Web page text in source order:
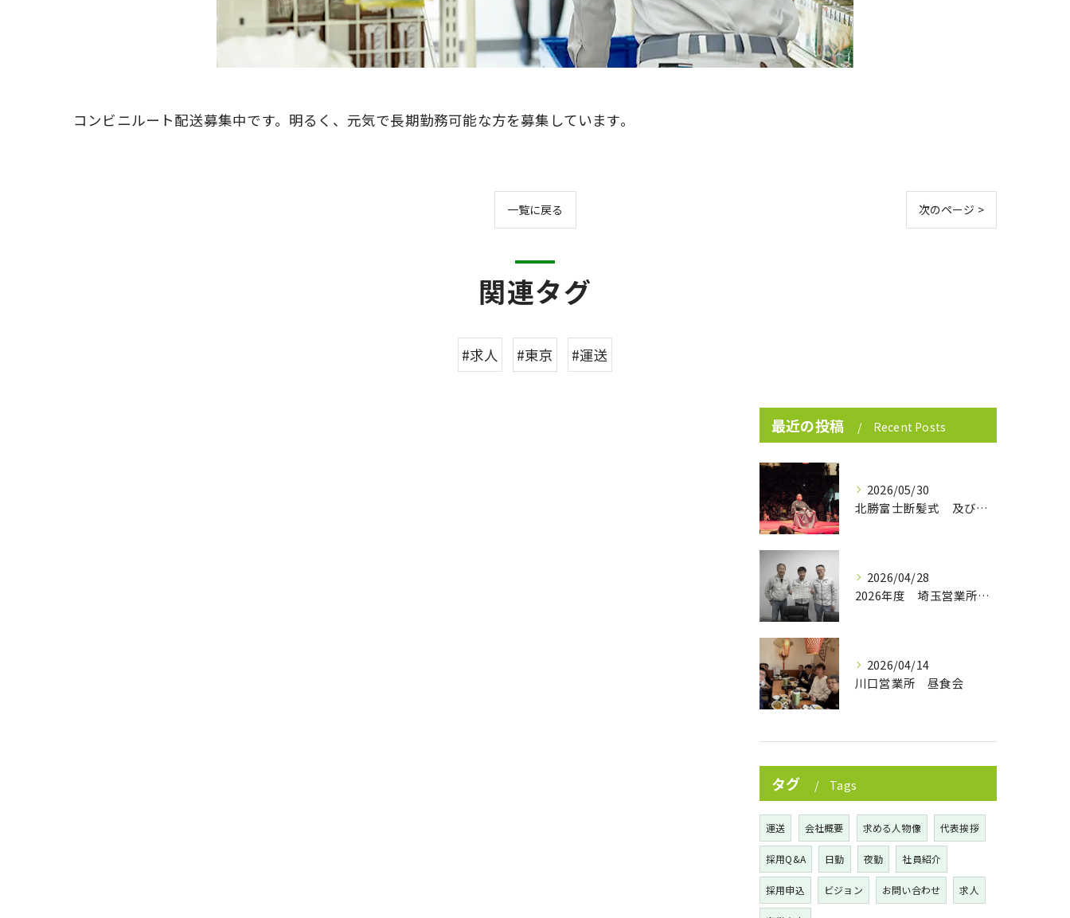
コンビニルート配送募集中です。明るく、元気で長期勤務可能な方を募集しています。
一覧に戻る 次のページ >
関連タグ
#求人 #東京 #運送
最近の投稿 Recent Posts
2026/05/30
北勝富士断髪式 及び 大山親方襲名披露式
2026/04/28
2026年度 埼玉営業所 365日無事故達成‼
2026/04/14
川口営業所 昼食会
タグ Tags
運送 会社概要 求める人物像 代表挨拶
採用Q&A 日勤 夜勤 社員紹介
採用申込 ビジョン お問い合わせ 求人